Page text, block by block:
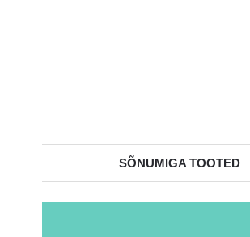
SÕNUMIGA TOOTED